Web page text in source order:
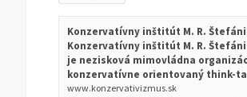
Konzervatívny inštitút M. R.
Konzervatívny inštitút M. R.
je nezisková mimovládna
konzervatívne orientovaný think-
www.konzervativizmus.sk